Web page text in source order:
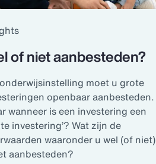
of niet aanbesteden?
moet u grote
openbaar aanbesteden.
wanneer is een investering een
investering’? Wat zijn de
waaronder u wel (of niet)
aanbesteden?